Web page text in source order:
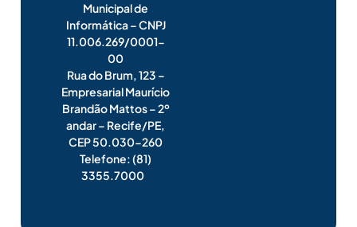
Municipal de
Informática – CNPJ
11.006.269/0001-
00
Rua do Brum, 123 –
Empresarial Maurício
Brandão Mattos – 2º
andar – Recife/PE,
CEP 50.030-260
Telefone: (81)
3355.7000